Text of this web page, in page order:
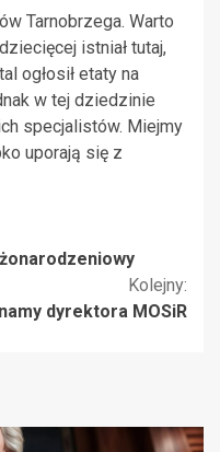
Tarnobrzega. Warto
istniał tutaj,
ogłosił etaty na
w tej dziedzinie
specjalistów. Miejmy
uporają się z
Kolejny:
dyrektora MOSiR